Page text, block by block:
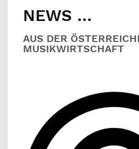
NEWS …
AUS DER
MUSIKWIRTSCHAFT